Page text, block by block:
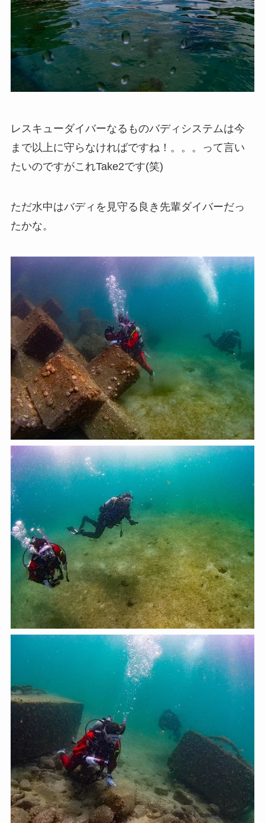
レスキューダイバーなるものバディシステムは今
まで以上に守らなければですね！。。。って言い
たいのですがこれTake2です(笑)
ただ水中はバディを見守る良き先輩ダイバーだっ
たかな。